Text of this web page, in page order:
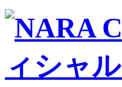
バモス
チアダンスス
ボランティアチ
ビクトリーロ
HOMEGAME
観戦ルール＆